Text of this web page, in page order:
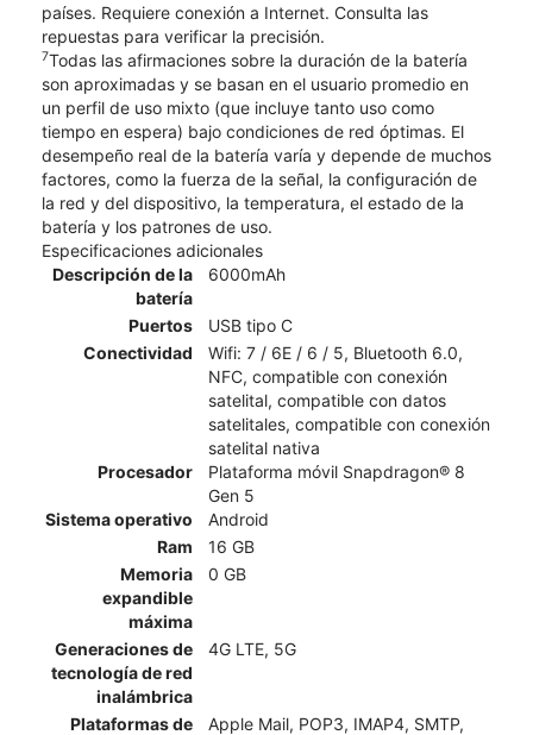
países. Requiere conexión a Internet. Consulta las
repuestas para verificar la precisión.
7Todas las afirmaciones sobre la duración de la batería
son aproximadas y se basan en el usuario promedio en
un perfil de uso mixto (que incluye tanto uso como
tiempo en espera) bajo condiciones de red óptimas. El
desempeño real de la batería varía y depende de muchos
factores, como la fuerza de la señal, la configuración de
la red y del dispositivo, la temperatura, el estado de la
batería y los patrones de uso.
Especificaciones adicionales
Descripción de la
batería
6000mAh
Puertos
USB tipo C
Conectividad
Wifi: 7 / 6E / 6 / 5, Bluetooth 6.0,
NFC, compatible con conexión
satelital, compatible con datos
satelitales, compatible con conexión
satelital nativa
Procesador
Plataforma móvil Snapdragon® 8
Gen 5
Sistema operativo
Android
Ram
16 GB
Memoria
expandible
máxima
0 GB
Generaciones de
tecnología de red
inalámbrica
4G LTE, 5G
Plataformas de
Apple Mail, POP3, IMAP4, SMTP,